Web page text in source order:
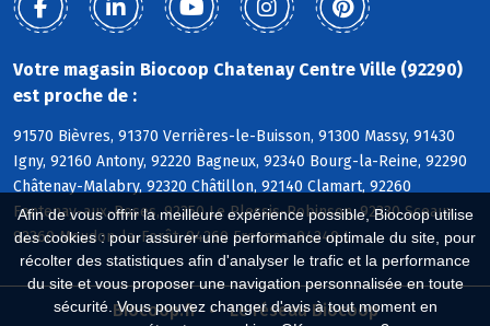
Afin de vous offrir la meilleure expérience possible, Biocoop utilise
des cookies : pour assurer une performance optimale du site, pour
récolter des statistiques afin d'analyser le trafic et la performance
du site et vous proposer une navigation personnalisée en toute
sécurité. Vous pouvez changer d'avis à tout moment en
Votre magasin Biocoop Chatenay Centre Ville (92290)
est proche de :
91570 Bièvres, 91370 Verrières-le-Buisson, 91300 Massy, 91430
Igny, 92160 Antony, 92220 Bagneux, 92340 Bourg-la-Reine, 92290
Châtenay-Malabry, 92320 Châtillon, 92140 Clamart, 92260
Fontenay-aux-Roses, 92350 Le Plessis-Robinson, 92330 Sceaux,
92360 Meudon-la-Forêt, 94260 Fresnes, 94240 L
Biocoop.fr Le réseau Biocoop